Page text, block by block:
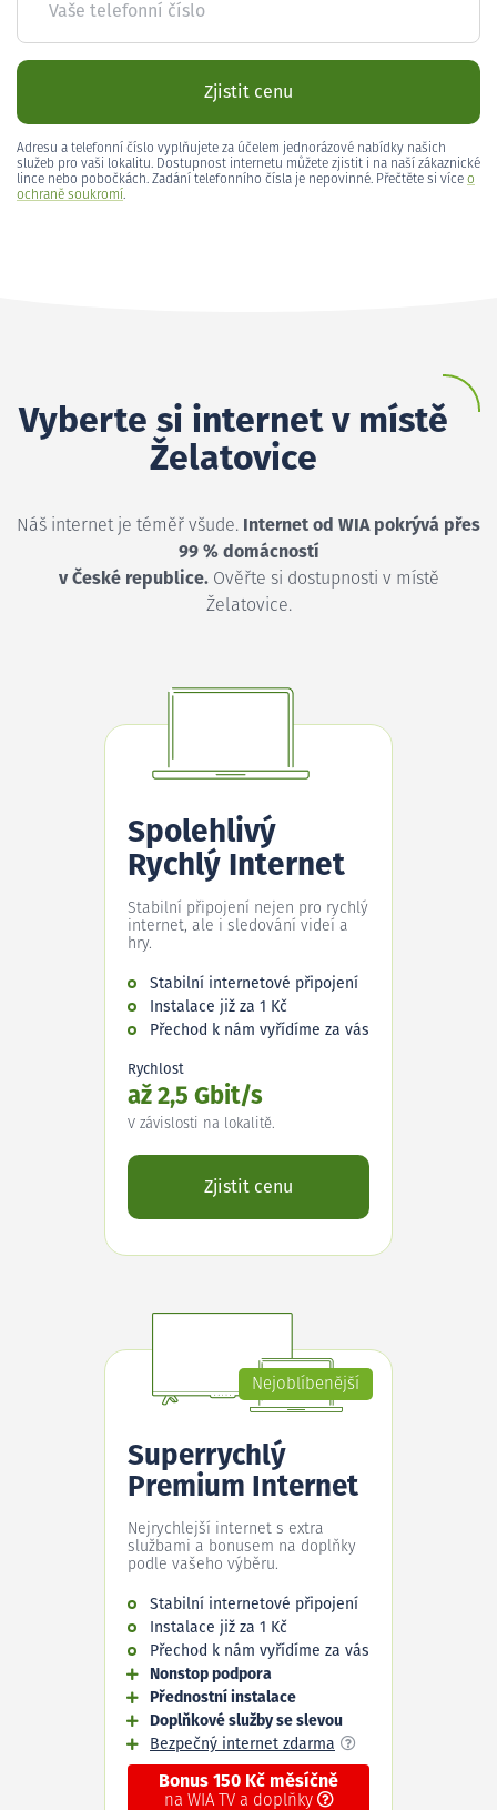
Vaše telefonní číslo
Zjistit cenu
Adresu a telefonní číslo vyplňujete za účelem jednorázové nabídky našich
služeb pro vaši lokalitu. Dostupnost internetu můžete zjistit i na naší zákaznické
lince nebo pobočkách. Zadání telefonního čísla je nepovinné. Přečtěte si více o
ochraně soukromí.
Vyberte si internet v místě
Želatovice
Náš internet je téměř všude. Internet od WIA pokrývá přes
99 % domácností
v České republice.Ověřte si dostupnosti v místě
Želatovice.
Spolehlivý
Rychlý Internet
Stabilní připojení nejen pro rychlý
internet, ale i sledování videí a
hry.
Stabilní internetové připojení
Instalace již za 1 Kč
Přechod k nám vyřídíme za vás
Rychlost
až 2,5 Gbit/s
V závislosti na lokalitě.
Zjistit cenu
Nejoblíbenější
Superrychlý
Premium Internet
Nejrychlejší internet s extra
službami a bonusem na doplňky
podle vašeho výběru.
Stabilní internetové připojení
Instalace již za 1 Kč
Přechod k nám vyřídíme za vás
Nonstop podpora
Přednostní instalace
Doplňkové služby se slevou
Bezpečný internet zdarma
Bonus 150 Kč měsíčně
na WIA TV a doplňky